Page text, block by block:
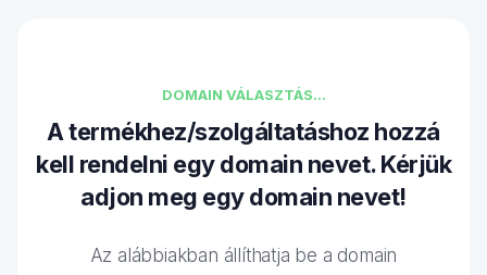
DOMAIN VÁLASZTÁS...
A termékhez/szolgáltatáshoz hozzá
kell rendelni egy domain nevet. Kérjük
adjon meg egy domain nevet!
Az alábbiakban állíthatja be a domain